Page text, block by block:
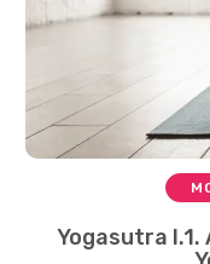
Yogasutra I.1.